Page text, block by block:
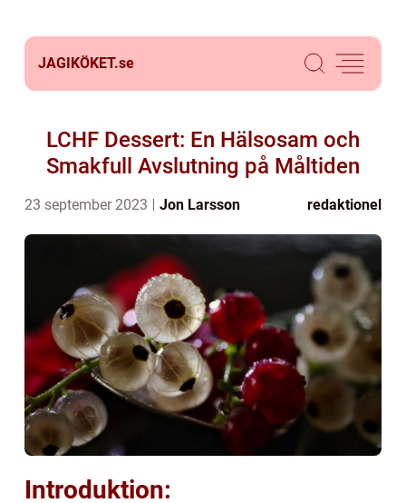
JAGIKÖKET.se
LCHF Dessert: En Hälsosam och
Smakfull Avslutning på Måltiden
23 september 2023 Jon Larsson redaktionel
Introduktion: